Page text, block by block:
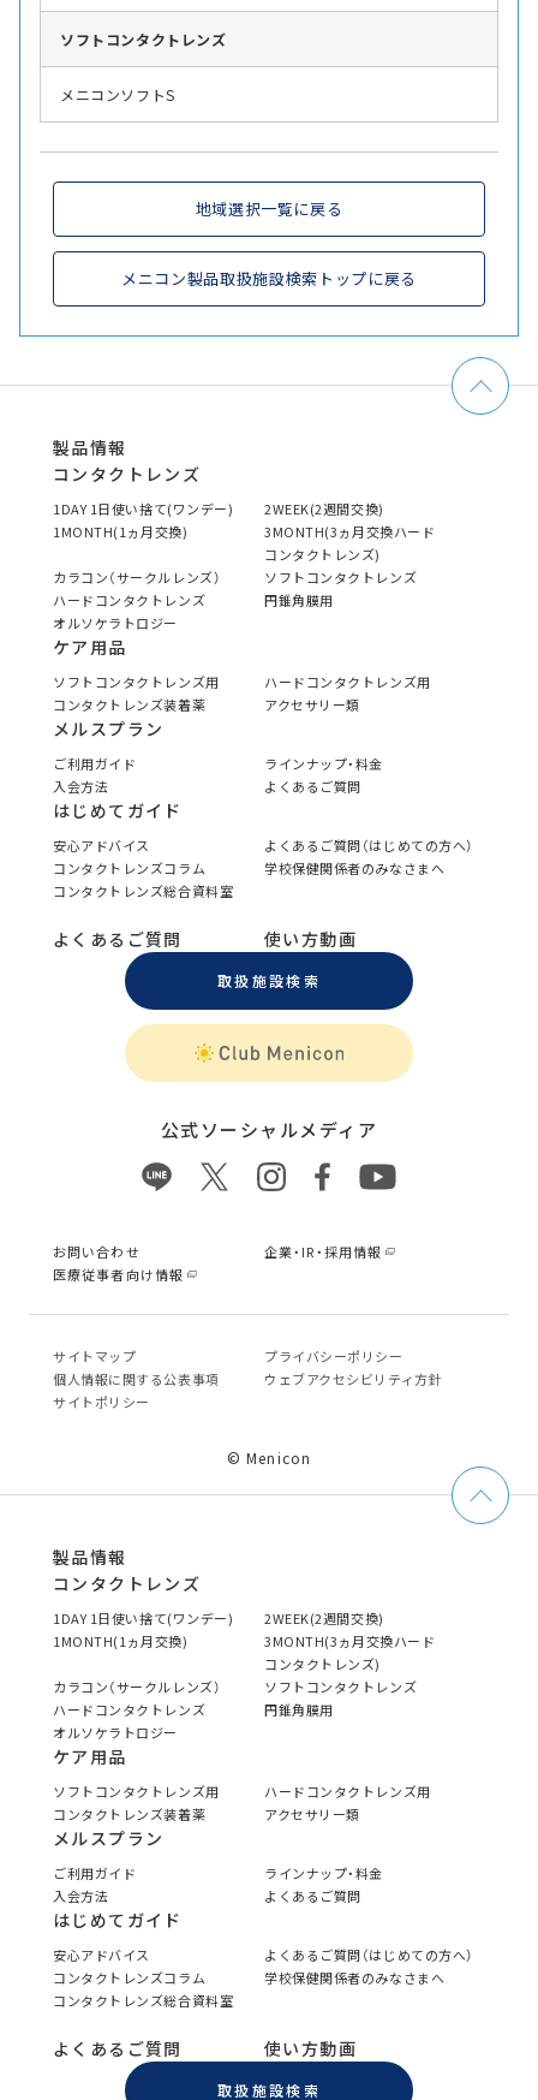
ソフト コンタクトレンズ
メニコンソフトS
地域選択一覧に戻る
メニコン製品取扱施設検索トップに戻る
製品情報
コンタクトレンズ
1DAY 1日使い捨て(ワンデー)
2WEEK(2週間交換)
1MONTH(1ヵ月交換)
3MONTH(3ヵ月交換ハード
コンタクトレンズ)
カラコン（サークルレンズ）
ソフトコンタクトレンズ
ハードコンタクトレンズ
円錐角膜用
オルソケラトロジー
ケア用品
ソフトコンタクトレンズ用
ハードコンタクトレンズ用
コンタクトレンズ装着薬
アクセサリー類
メルスプラン
ご利用ガイド
ラインナップ・料金
入会方法
よくあるご質問
はじめてガイド
安心アドバイス
よくあるご質問（はじめての方へ）
コンタクトレンズコラム
学校保健関係者のみなさまへ
コンタクトレンズ総合資料室
よくあるご質問 使い方動画
取扱施設検索
公式ソーシャルメディア
お問い合わせ
企業・IR・採用情報
医療従事者向け情報
サイトマップ
プライバシーポリシー
個⼈情報に関する公表事項
ウェブアクセシビリティ方針
サイトポリシー
© Menicon
製品情報
コンタクトレンズ
1DAY 1日使い捨て(ワンデー)
2WEEK(2週間交換)
1MONTH(1ヵ月交換)
3MONTH(3ヵ月交換ハード
コンタクトレンズ)
カラコン（サークルレンズ）
ソフトコンタクトレンズ
ハードコンタクトレンズ
円錐角膜用
オルソケラトロジー
ケア用品
ソフトコンタクトレンズ用
ハードコンタクトレンズ用
コンタクトレンズ装着薬
アクセサリー類
メルスプラン
ご利用ガイド
ラインナップ・料金
入会方法
よくあるご質問
はじめてガイド
安心アドバイス
よくあるご質問（はじめての方へ）
コンタクトレンズコラム
学校保健関係者のみなさまへ
コンタクトレンズ総合資料室
よくあるご質問 使い方動画
取扱施設検索